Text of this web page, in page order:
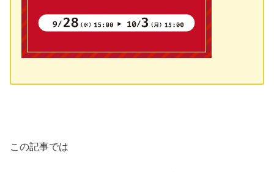
この記事では